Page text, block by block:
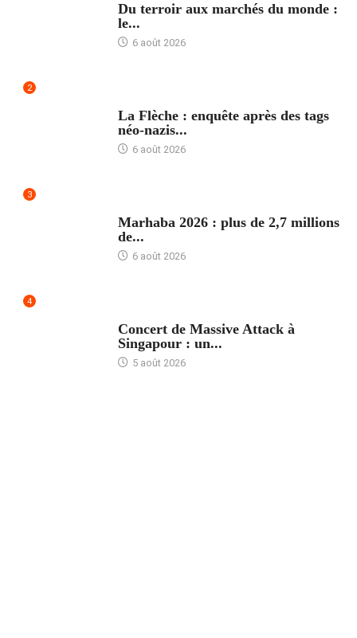
Du terroir aux marchés du monde :
le...
6 août 2026
2
La Flèche : enquête après des tags
néo-nazis...
6 août 2026
3
Marhaba 2026 : plus de 2,7 millions
de...
6 août 2026
4
Concert de Massive Attack à
Singapour : un...
5 août 2026